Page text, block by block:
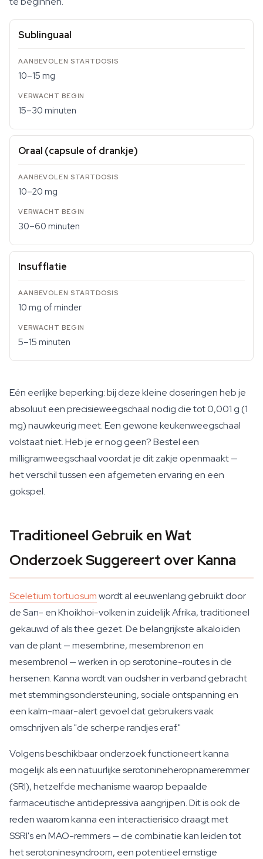
Sublinguaal
10–15 mg
15–30 minuten
Oraal (capsule of drankje)
10–20 mg
30–60 minuten
Insufflatie
10 mg of minder
5–15 minuten
Eén eerlijke beperking: bij deze kleine doseringen heb je
absoluut een precisieweegschaal nodig die tot 0,001 g (1
mg) nauwkeurig meet. Een gewone keukenweegschaal
volstaat niet. Heb je er nog geen? Bestel een
milligramweegschaal voordat je dit zakje openmaakt —
het verschil tussen een afgemeten ervaring en een
gokspel.
Traditioneel Gebruik en Wat
Onderzoek Suggereert over Kanna
Sceletium tortuosumwordt al eeuwenlang gebruikt door
de San- en Khoikhoi-volken in zuidelijk Afrika, traditioneel
gekauwd of als thee gezet. De belangrijkste alkaloïden
van de plant — mesembrine, mesembrenon en
mesembrenol — werken in op serotonine-routes in de
hersenen. Kanna wordt van oudsher in verband gebracht
met stemmingsondersteuning, sociale ontspanning en
een kalm-maar-alert gevoel dat gebruikers vaak
omschrijven als "de scherpe randjes eraf."
Volgens beschikbaar onderzoek functioneert kanna
mogelijk als een natuurlijke serotonineheropnameremmer
(SRI), hetzelfde mechanisme waarop bepaalde
farmaceutische antidepressiva aangrijpen. Dit is ook de
reden waarom kanna een interactierisico draagt met
SSRI's en MAO-remmers — de combinatie kan leiden tot
het serotoninesyndroom, een potentieel ernstige